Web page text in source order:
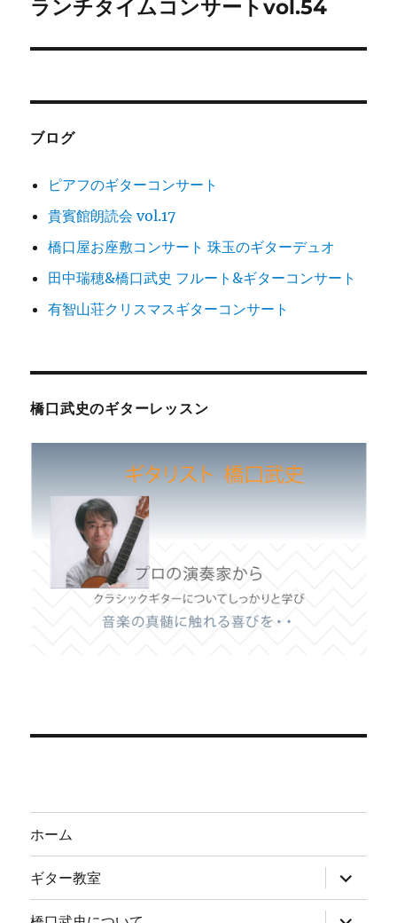
ゲ
ー
次
投
ランチタイムコンサートvol.54
ブログ
ピアフのギターコンサート
貴賓館朗読会 vol.17
橋口屋お座敷コンサート 珠玉のギターデュオ
田中瑞穂&橋口武史 フルート&ギターコンサート
有智山荘クリスマスギターコンサート
橋口武史のギターレッスン
ホーム
ギター教室
サ
ブ
メ
ニ
サ